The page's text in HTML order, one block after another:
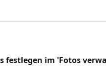
festlegen im 'Fotos